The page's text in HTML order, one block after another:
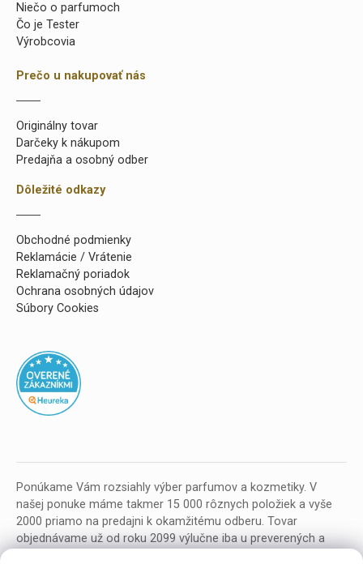
Niečo o parfumoch
Čo je Tester
Výrobcovia
Prečo u nakupovať nás
Originálny tovar
Darčeky k nákupom
Predajňa a osobný odber
Dôležité odkazy
Obchodné podmienky
Reklamácie / Vrátenie
Reklamačný poriadok
Ochrana osobných údajov
Súbory Cookies
Ponúkame Vám rozsiahly výber parfumov a kozmetiky. V
našej ponuke máme takmer 15 000 rôznych položiek a vyše
2000 priamo na predajni k okamžitému odberu. Tovar
objednávame už od roku 2099 výlučne iba u preverených a